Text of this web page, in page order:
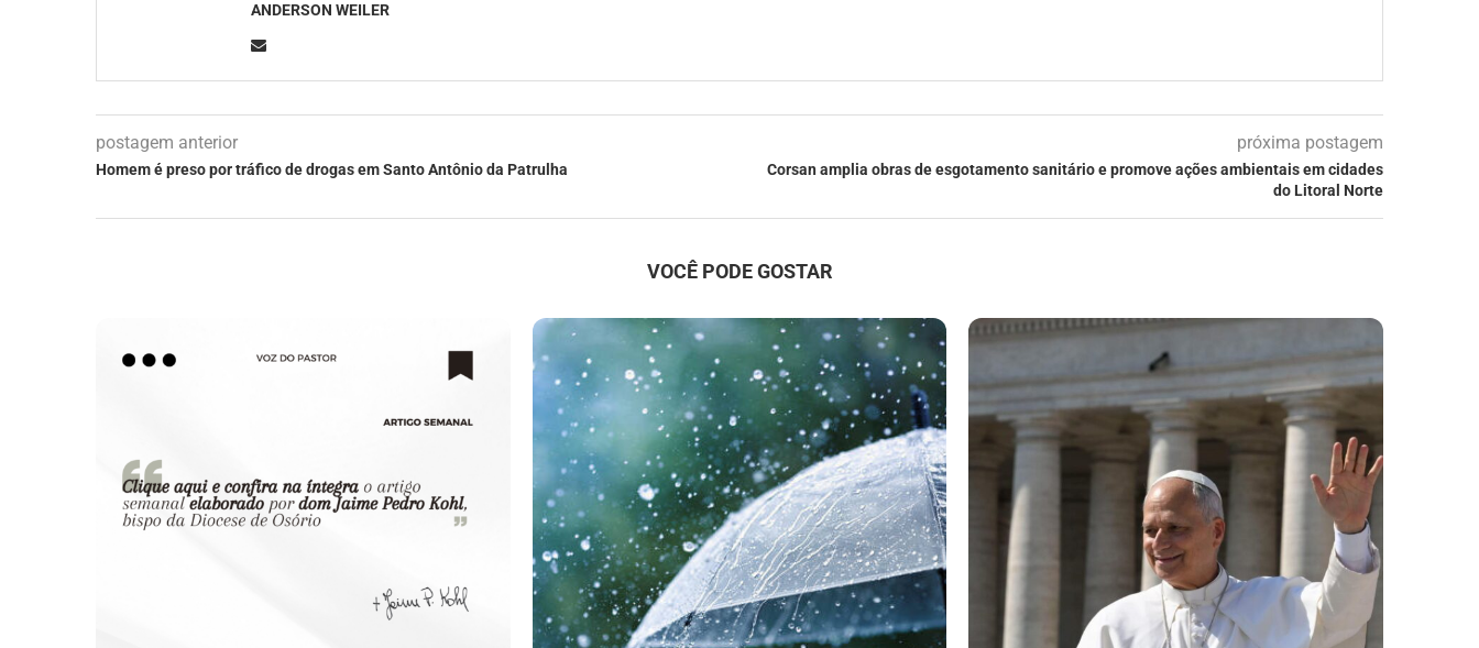
ANDERSON WEILER
postagem anterior
Homem é preso por tráfico de drogas em Santo Antônio da Patrulha
próxima postagem
Corsan amplia obras de esgotamento sanitário e promove ações ambientais em cidades
do Litoral Norte
VOCÊ PODE GOSTAR